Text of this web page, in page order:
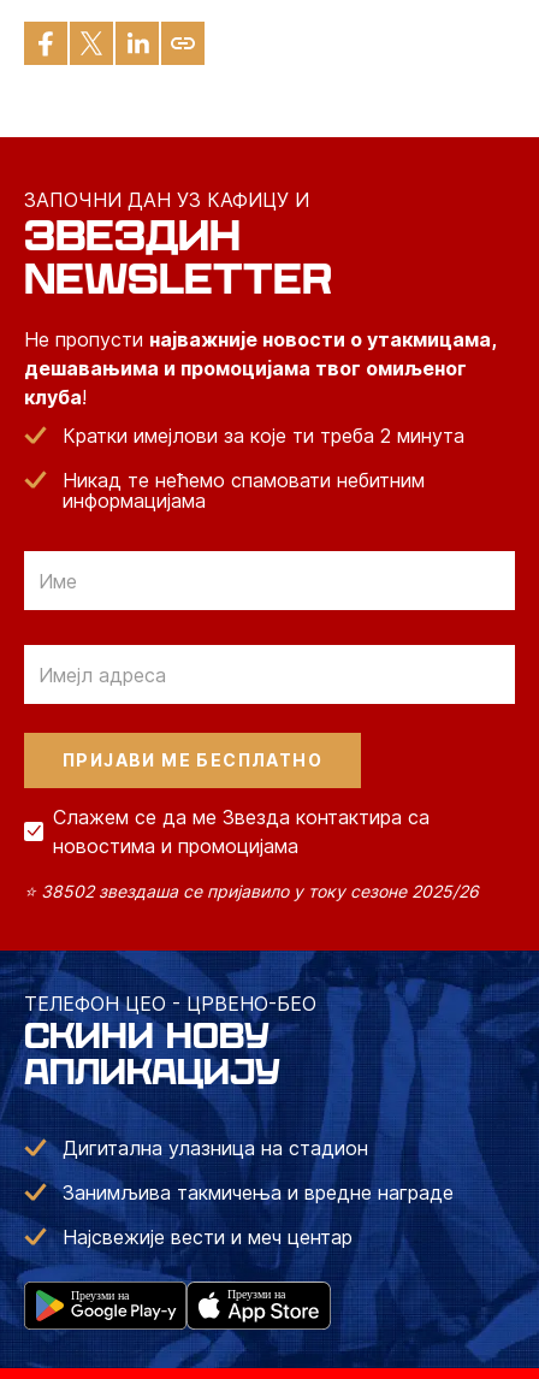
ЗАПОЧНИ ДАН УЗ КАФИЦУ И
ЗВЕЗДИН
NEWSLETTER
Не пропусти најважније новости о утакмицама,
дешавањима и промоцијама твог омиљеног
клуба!
Кратки имејлови за које ти треба 2 минута
Никад те нећемо спамовати небитним
информацијама
Слажем се да ме Звезда контактира са
новостима и промоцијама
⭐ 38502 звездаша се пријавило у току сезоне 2025/26
ТЕЛЕФОН ЦЕО - ЦРВЕНО-БЕО
СКИНИ НОВУ
АПЛИКАЦИЈУ
Дигитална улазница на стадион
Занимљива такмичења и вредне награде
Најсвежије вести и меч центар